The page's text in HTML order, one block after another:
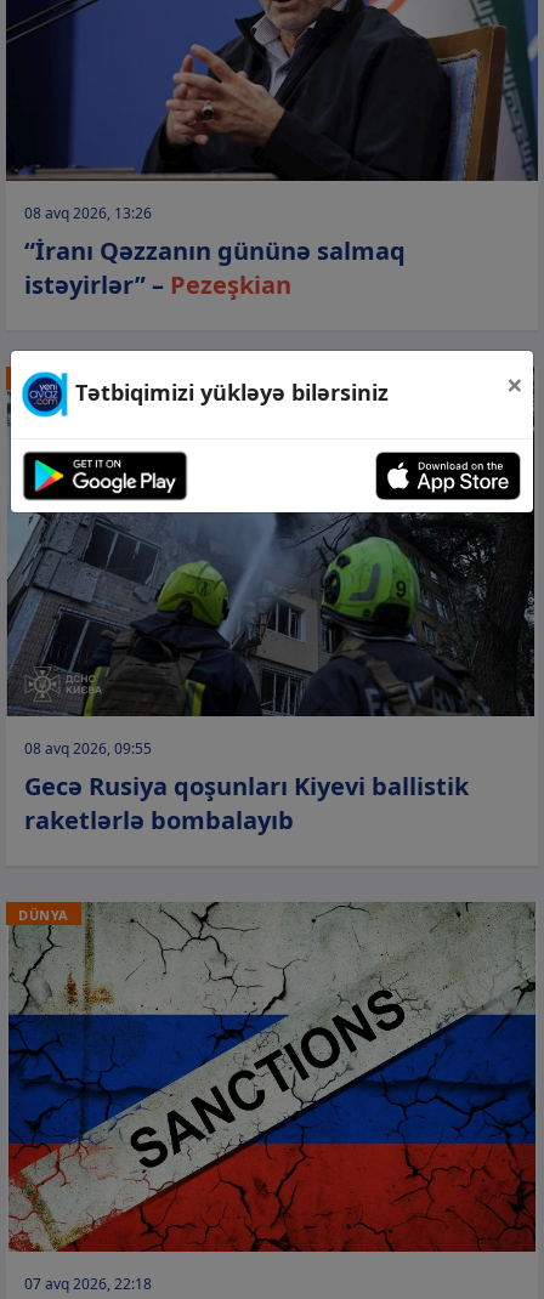
08 avq 2026, 13:26
“İranı Qəzzanın gününə salmaq
istəyirlər” – Pezeşkian
DÜNYA
08 avq 2026, 09:55
Gecə Rusiya qoşunları Kiyevi ballistik
raketlərlə bombalayıb
DÜNYA
07 avq 2026, 22:18
Tətbiqimizi yükləyə bilərsiniz ×